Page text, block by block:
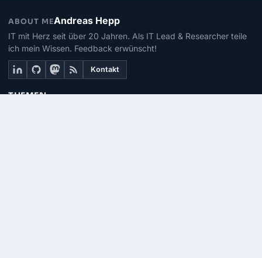
ABOUT MEAndreas Hepp
IT mit Herz seit über 20 Jahren. Als IT Lead & Researcher teile
ich mein Wissen. Feedback erwünscht!
Kontakt
THEMEN